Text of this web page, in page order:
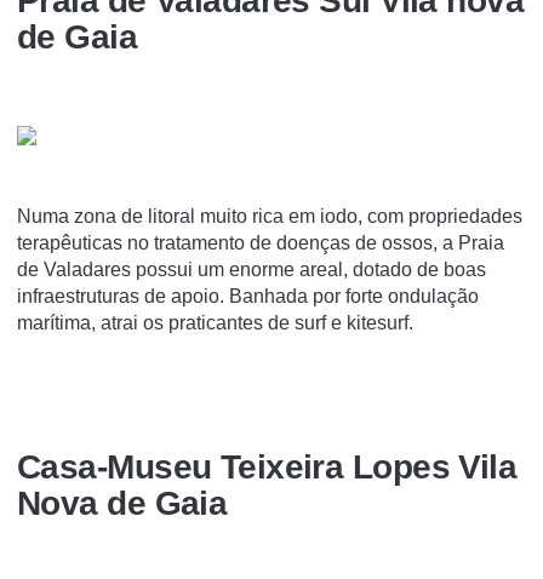
de Gaia
Numa zona de litoral muito rica em iodo, com propriedades
terapêuticas no tratamento de doenças de ossos, a Praia
de Valadares possui um enorme areal, dotado de boas
infraestruturas de apoio. Banhada por forte ondulação
marítima, atrai os praticantes de surf e kitesurf.
Casa-Museu Teixeira Lopes Vila
Nova de Gaia